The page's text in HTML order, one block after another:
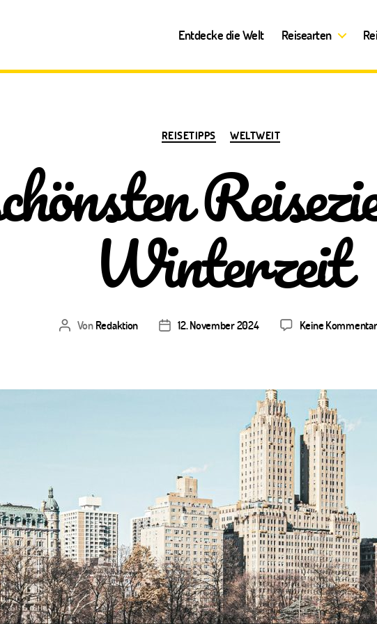
Entdecke die Welt Reisearten
Kategorien
REISETIPPS WELTWEIT
Winterzeit
Beitragsautor
VonRedaktion Veröffentlichungsdatum
12. November 2024 Keine